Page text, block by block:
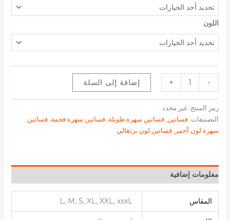
اللون
-
+ إضافة إلى السلة
رمز المنتج: غير محدد
التصنيفات: فساتين, فساتين سهرة طويلة, فساتين سهرة فخمة, فساتين
سهرة لون أحمر , فساتين لون برتقالي
معلومات إضافية
المقاس L, M, S, XL, XXL, xxxL